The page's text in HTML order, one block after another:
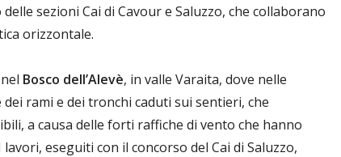
sezioni Cai di Cavour e Saluzzo, che collaborano
orizzontale.
Bosco dell’Alevè, in valle Varaita, dove nelle
rami e dei tronchi caduti sui sentieri, che
a causa delle forti raffiche di vento che hanno
eseguiti con il concorso del Cai di Saluzzo,